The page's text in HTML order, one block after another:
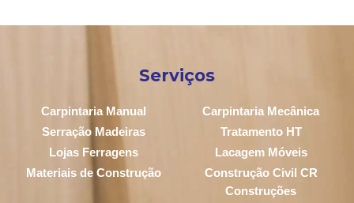
Serviços
Carpintaria Manual
Carpintaria Mecânica
Serração Madeiras
Tratamento HT
Lojas Ferragens
Lacagem Móveis
Materiais de Construção
Construção Civil CR
Construções